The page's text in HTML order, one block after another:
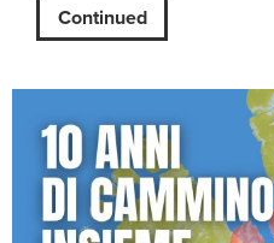
Continued